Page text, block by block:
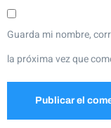
Guarda mi nombre,
la próxima vez que